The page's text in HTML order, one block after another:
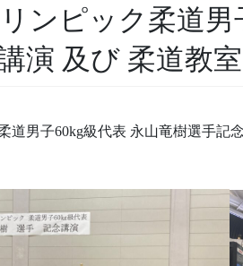
ンピック柔道男
演 及び 柔道教
道男子60kg級代表 永山竜樹選手記